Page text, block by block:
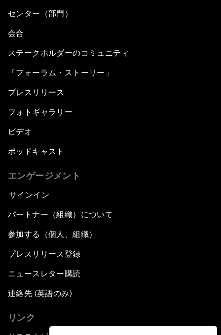
センター（部門）
会合
ステークホルダーのコミュニティ
「フォーラム・ストーリー」
プレスリリース
フォトギャラリー
ビデオ
ポッドキャスト
エンゲージメント
サインイン
パートナー（組織）について
参加する（個人、組織）
プレスリリース登録
ニュースレター購読
連絡先 (英語のみ)
リンク